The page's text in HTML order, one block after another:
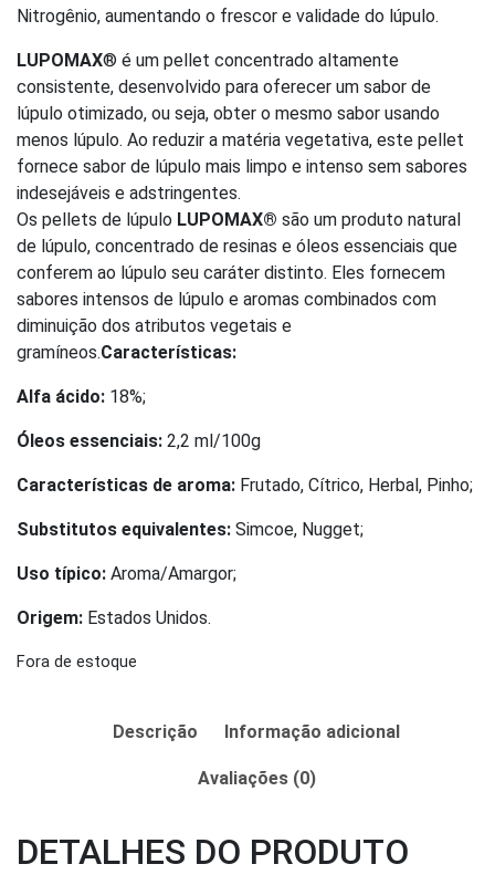
Nitrogênio, aumentando o frescor e validade do lúpulo.
LUPOMAX® é um pellet concentrado altamente
consistente, desenvolvido para oferecer um sabor de
lúpulo otimizado, ou seja, obter o mesmo sabor usando
menos lúpulo. Ao reduzir a matéria vegetativa, este pellet
fornece sabor de lúpulo mais limpo e intenso sem sabores
indesejáveis e adstringentes.
Os pellets de lúpulo LUPOMAX® são um produto natural
de lúpulo, concentrado de resinas e óleos essenciais que
conferem ao lúpulo seu caráter distinto. Eles fornecem
sabores intensos de lúpulo e aromas combinados com
diminuição dos atributos vegetais e
gramíneos.Características:
Alfa ácido: 18%;
Óleos essenciais: 2,2 ml/100g
Características de aroma: Frutado, Cítrico, Herbal, Pinho;
Substitutos equivalentes: Simcoe, Nugget;
Uso típico: Aroma/Amargor;
Origem: Estados Unidos.
Fora de estoque
Descrição Informação adicional
Avaliações (0)
DETALHES DO PRODUTO